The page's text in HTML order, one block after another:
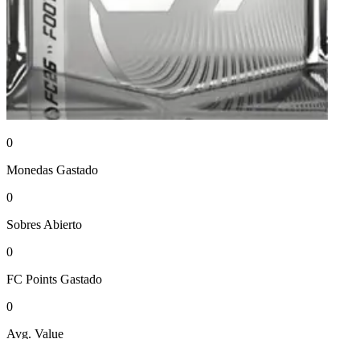
0
Monedas Gastado
0
Sobres Abierto
0
FC Points Gastado
0
Avg. Value